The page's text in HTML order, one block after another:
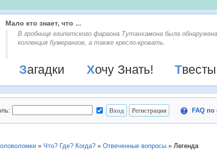
Мало кто знает, что ...
В гробнице египетского фараона Тутанхамона была обнаружена
коллекция бумерангов, а также кресло-кровать.
Загадки Хочу Знать! Твесты
FAQ
» Что? Где? Когда? » Отвеченные вопросы » Легенда